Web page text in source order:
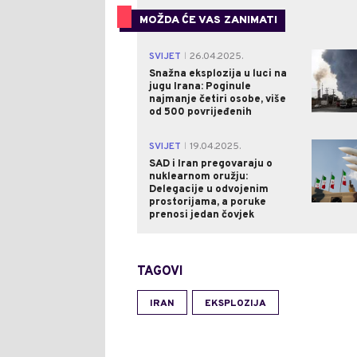
MOŽDA ĆE VAS ZANIMATI
SVIJET
26.04.2025.
Snažna eksplozija u luci na
jugu Irana: Poginule
najmanje četiri osobe, više
od 500 povrijeđenih
SVIJET
19.04.2025.
SAD i Iran pregovaraju o
nuklearnom oružju:
Delegacije u odvojenim
prostorijama, a poruke
prenosi jedan čovjek
TAGOVI
IRAN EKSPLOZIJA